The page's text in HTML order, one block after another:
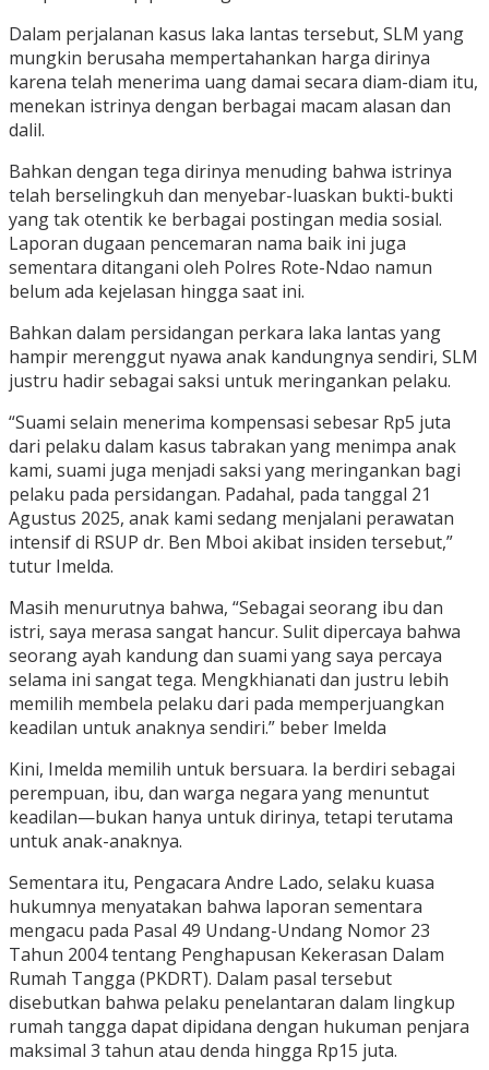
Dalam perjalanan kasus laka lantas tersebut, SLM yang
mungkin berusaha mempertahankan harga dirinya
karena telah menerima uang damai secara diam-diam itu,
menekan istrinya dengan berbagai macam alasan dan
dalil.
Bahkan dengan tega dirinya menuding bahwa istrinya
telah berselingkuh dan menyebar-luaskan bukti-bukti
yang tak otentik ke berbagai postingan media sosial.
Laporan dugaan pencemaran nama baik ini juga
sementara ditangani oleh Polres Rote-Ndao namun
belum ada kejelasan hingga saat ini.
Bahkan dalam persidangan perkara laka lantas yang
hampir merenggut nyawa anak kandungnya sendiri, SLM
justru hadir sebagai saksi untuk meringankan pelaku.
“Suami selain menerima kompensasi sebesar Rp5 juta
dari pelaku dalam kasus tabrakan yang menimpa anak
kami, suami juga menjadi saksi yang meringankan bagi
pelaku pada persidangan. Padahal, pada tanggal 21
Agustus 2025, anak kami sedang menjalani perawatan
intensif di RSUP dr. Ben Mboi akibat insiden tersebut,”
tutur Imelda.
Masih menurutnya bahwa, “Sebagai seorang ibu dan
istri, saya merasa sangat hancur. Sulit dipercaya bahwa
seorang ayah kandung dan suami yang saya percaya
selama ini sangat tega. Mengkhianati dan justru lebih
memilih membela pelaku dari pada memperjuangkan
keadilan untuk anaknya sendiri.” beber lmelda
Kini, Imelda memilih untuk bersuara. Ia berdiri sebagai
perempuan, ibu, dan warga negara yang menuntut
keadilan—bukan hanya untuk dirinya, tetapi terutama
untuk anak-anaknya.
Sementara itu, Pengacara Andre Lado, selaku kuasa
hukumnya menyatakan bahwa laporan sementara
mengacu pada Pasal 49 Undang-Undang Nomor 23
Tahun 2004 tentang Penghapusan Kekerasan Dalam
Rumah Tangga (PKDRT). Dalam pasal tersebut
disebutkan bahwa pelaku penelantaran dalam lingkup
rumah tangga dapat dipidana dengan hukuman penjara
maksimal 3 tahun atau denda hingga Rp15 juta.